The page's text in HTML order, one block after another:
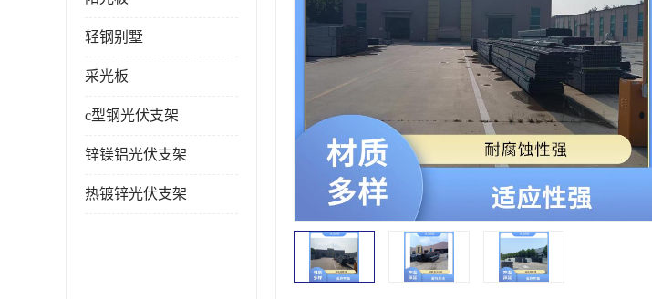
轻钢别墅
采光板
c型钢光伏支架
锌镁铝光伏支架
热镀锌光伏支架